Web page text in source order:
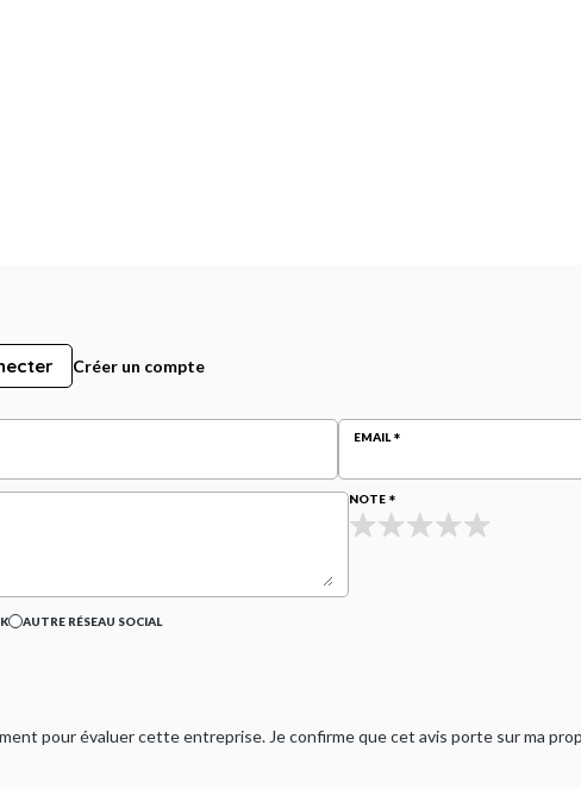
Créer un compte
EMAIL
NOTE
AUTRE RÉSEAU SOCIAL
pour évaluer cette entreprise. Je confirme que cet avis porte sur ma